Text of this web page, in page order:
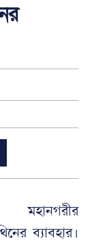
মহানগরীর
ব্যাবহার।